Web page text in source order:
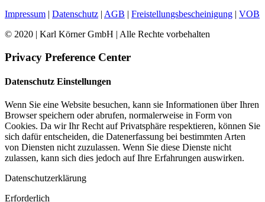
Impressum | Datenschutz | AGB | Freistellungsbescheinigung | VOB
© 2020 | Karl Körner GmbH | Alle Rechte vorbehalten
Privacy Preference Center
Datenschutz Einstellungen
Wenn Sie eine Website besuchen, kann sie Informationen über Ihren
Browser speichern oder abrufen, normalerweise in Form von
Cookies. Da wir Ihr Recht auf Privatsphäre respektieren, können Sie
sich dafür entscheiden, die Datenerfassung bei bestimmten Arten
von Diensten nicht zuzulassen. Wenn Sie diese Dienste nicht
zulassen, kann sich dies jedoch auf Ihre Erfahrungen auswirken.
Datenschutzerklärung
Erforderlich